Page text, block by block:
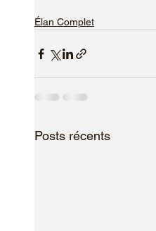
Élan Complet
Posts récents